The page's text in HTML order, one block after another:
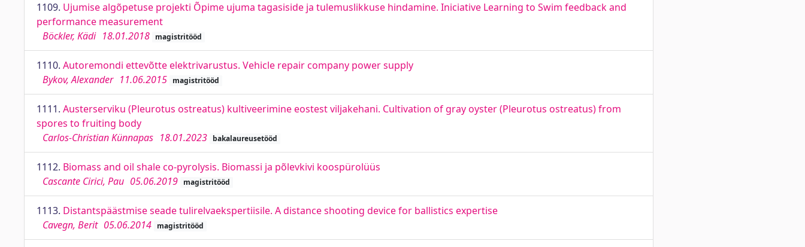
1109. Ujumise algõpetuse projekti Õpime ujuma tagasiside ja tulemuslikkuse hindamine. Iniciative Learning to Swim feedback and
performance measurement
Böckler, Kädi 18.01.2018 magistritööd
1110. Autoremondi ettevõtte elektrivarustus. Vehicle repair company power supply
Bykov, Alexander 11.06.2015 magistritööd
1111. Austerserviku (Pleurotus ostreatus) kultiveerimine eostest viljakehani. Cultivation of gray oyster (Pleurotus ostreatus) from
spores to fruiting body
Carlos-Christian Künnapas 18.01.2023 bakalaureusetööd
1112. Biomass and oil shale co-pyrolysis. Biomassi ja põlevkivi koospürolüüs
Cascante Cirici, Pau 05.06.2019 magistritööd
1113. Distantspäästmise seade tulirelvaekspertiisile. A distance shooting device for ballistics expertise
Cavegn, Berit 05.06.2014 magistritööd